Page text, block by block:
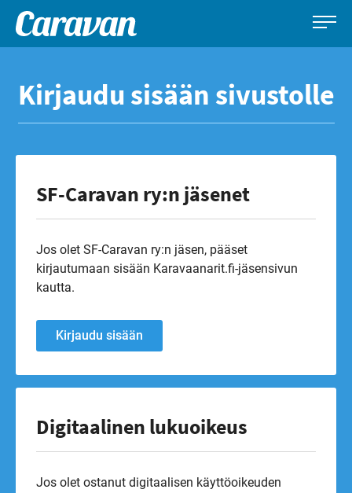
sisältöön
Caravan-
Leirintämatkailun
Kirjaudu sisään sivustolle
SF-Caravan ry:n jäsenet
Jos olet SF-Caravan ry:n jäsen, pääset
kirjautumaan sisään Karavaanarit.fi-jäsensivun
kautta.
Kirjaudu sisään
Digitaalinen lukuoikeus
Jos olet ostanut digitaalisen käyttöoikeuden